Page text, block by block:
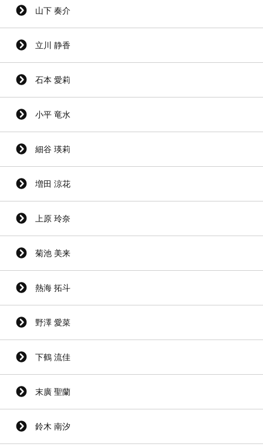
山下 奏介
立川 静香
石本 愛莉
小平 竜水
細谷 瑛莉
増田 涼花
上原 玲奈
菊池 美来
熱海 拓斗
野澤 愛菜
下鶴 流佳
末廣 聖蘭
鈴木 南汐